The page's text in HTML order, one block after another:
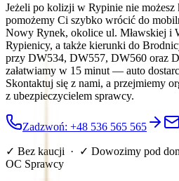
Jeżeli po kolizji w Rypinie nie możesz
pomożemy Ci szybko wrócić do
Nowy Rynek, okolice ul. Mławskiej i
Rypienicy, a także kierunki do
przy DW534, DW557, DW560 oraz
załatwiamy w 15 minut — auto
Skontaktuj się z nami, a przejmiemy
z ubezpieczycielem sprawcy.
Zadzwoń: +48 536 565 565
✓ Bez kaucji · ✓ Dowozimy pod
OC Sprawcy